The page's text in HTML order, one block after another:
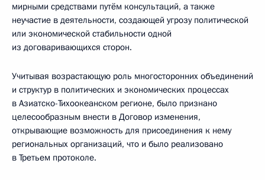
мирными средствами путём консультаций, а также
неучастие в деятельности, создающей угрозу политической
или экономической стабильности одной
из договаривающихся сторон.
Учитывая возрастающую роль многосторонних объединений
и структур в политических и экономических процессах
в Азиатско-Тихоокеанском регионе, было признано
целесообразным внести в Договор изменения,
открывающие возможность для присоединения к нему
региональных организаций, что и было реализовано
в Третьем протоколе.